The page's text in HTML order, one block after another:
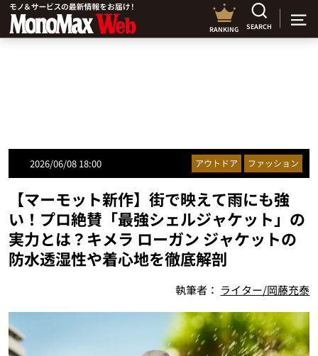
RANKING SEARCH
2026/06/08 18:00 アウトドア ファッション
【マーモット新作】街で映えて雨にも強
い！プロ絶賛「最強シェルジャケット」の
実力とは？キメラ ローガン ジャケットの
防水透湿性や着心地を徹底解剖
執筆者： ライター/岡藤充泰